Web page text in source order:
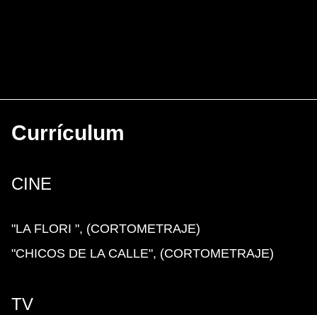
Currículum
CINE
"LA FLORI ", (CORTOMETRAJE)
"CHICOS DE LA CALLE", (CORTOMETRAJE)
TV